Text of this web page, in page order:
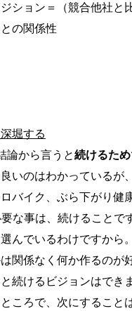
ジション＝（競合他社
の関係性
堀する
論から言うと続けるため
いのはわかっているが
バイク、ぶら下がり健
な事は、続けることで
んでいるわけですから
関係なく何か作るのが
続けるビジョンはでき
ころで、次にすることは